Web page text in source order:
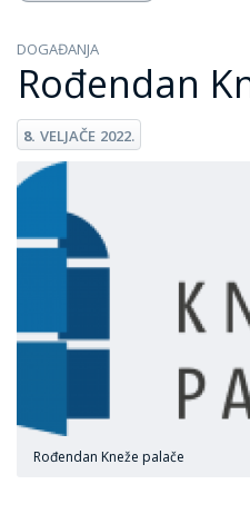
DOGAĐANJA
Rođendan
8. VELJAČE 2022.
Rođendan Kneže palače